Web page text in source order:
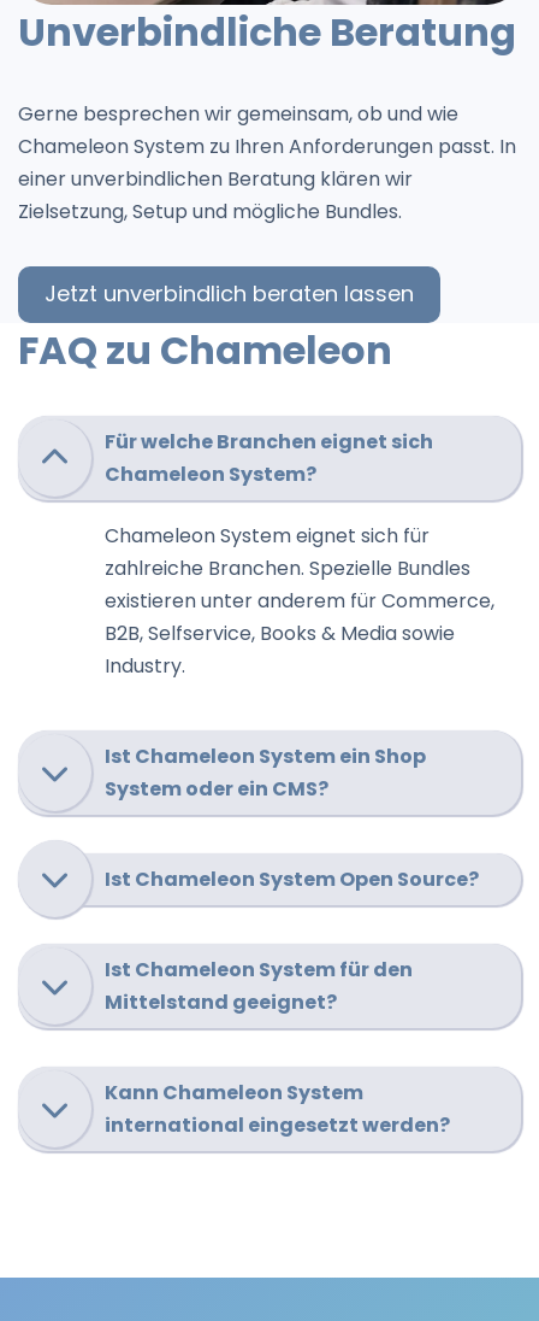
Unverbindliche Beratung
Gerne besprechen wir gemeinsam, ob und wie
Chameleon System zu Ihren Anforderungen passt. In
einer unverbindlichen Beratung klären wir
Zielsetzung, Setup und mögliche Bundles.
Jetzt unverbindlich beraten lassen
FAQ zu Chameleon
Für welche Branchen eignet sich
Chameleon System?
Chameleon System eignet sich für
zahlreiche Branchen. Spezielle Bundles
existieren unter anderem für Commerce,
B2B, Selfservice, Books & Media sowie
Industry.
Ist Chameleon System ein Shop
System oder ein CMS?
Ist Chameleon System Open Source?
Ist Chameleon System für den
Mittelstand geeignet?
Kann Chameleon System
international eingesetzt werden?